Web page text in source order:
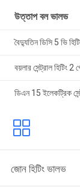
উত্তাপ বল ভালভ
বৈদ্যুতিন ডিসি 5 ভি
বয়লার সেন্ট্রাল
ডিএন 15 ইলেকট্রিক
জোন হিটিং ভালভ